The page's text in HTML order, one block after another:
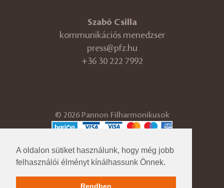
A oldalon sütiket használunk, hogy még jobb
felhasználói élményt kínálhassunk Önnek.
Rendben
Szabó Csilla
kommunikációs menedzser
press@pfz.hu
+36 30 222 7992
© 2026 Pannon Filharmonikusok
Adatvédelmi tájékoztató
Cégadatok
Közérdekű adatok